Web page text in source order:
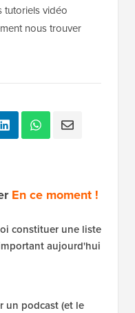
tutoriels vidéo
nous trouver
En ce moment !
constituer une liste
aujourd'hui
un podcast (et le